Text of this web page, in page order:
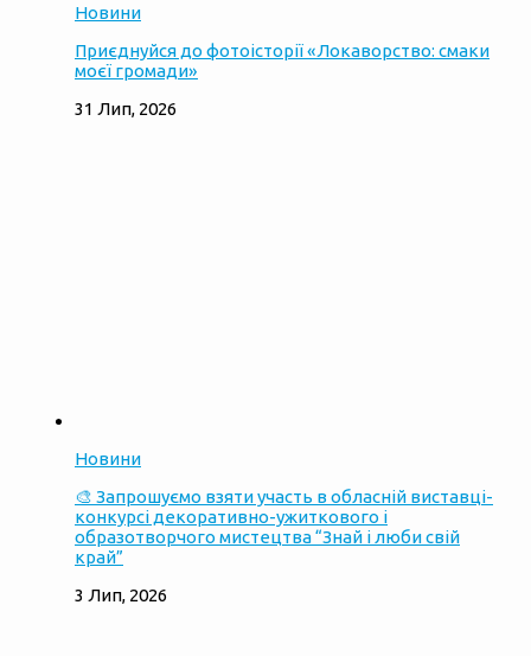
Новини
Приєднуйся до фотоісторії «Локаворство: смаки
моєї громади»
31 Лип, 2026
Новини
🎨 Запрошуємо взяти участь в обласній виставці-
конкурсі декоративно-ужиткового і
образотворчого мистецтва “Знай і люби свій
край”
3 Лип, 2026